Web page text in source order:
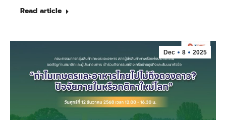
Read article
Dec 8 2025